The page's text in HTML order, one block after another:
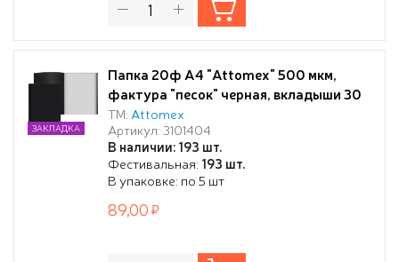
Папка 20ф А4 "Attomex" 500 мкм,
фактура "песок" черная, вкладыши 30
мкм
ТМ: Attomex
Артикул: 3101404
В наличии: 193 шт.
Фестивальная: 193 шт.
В упаковке: по 5 шт
ЗАКЛАДКА
89,00